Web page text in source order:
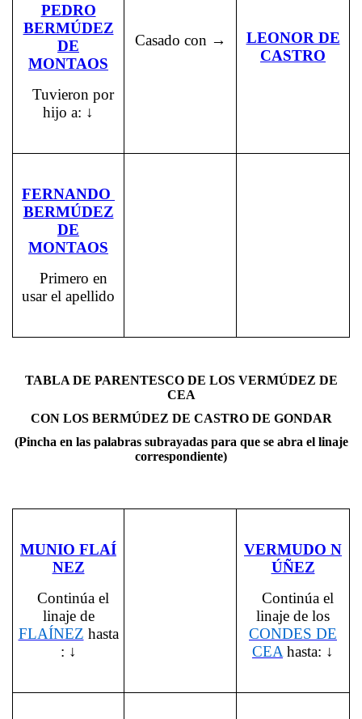
PEDRO
BERMÚDEZ
DE
MONTAOS
Tuvieron por
hijo a: ↓
Casado con →
LEONOR DE
CASTRO
FERNANDO
BERMÚDEZ
DE
MONTAOS
Primero en
usar el apellido
TABLA DE PARENTESCO DE LOS VERMÚDEZ DE
CEA
CON LOS BERMÚDEZ DE CASTRO DE GONDAR
(Pincha en las palabras subrayadas para que se abra el linaje
correspondiente)
MUNIO FLAÍ
NEZ
Continúa el
linaje de
FLAÍNEZ hasta
: ↓
VERMUDO N
ÚÑEZ
Continúa el
linaje de los
CONDES DE
CEA hasta: ↓